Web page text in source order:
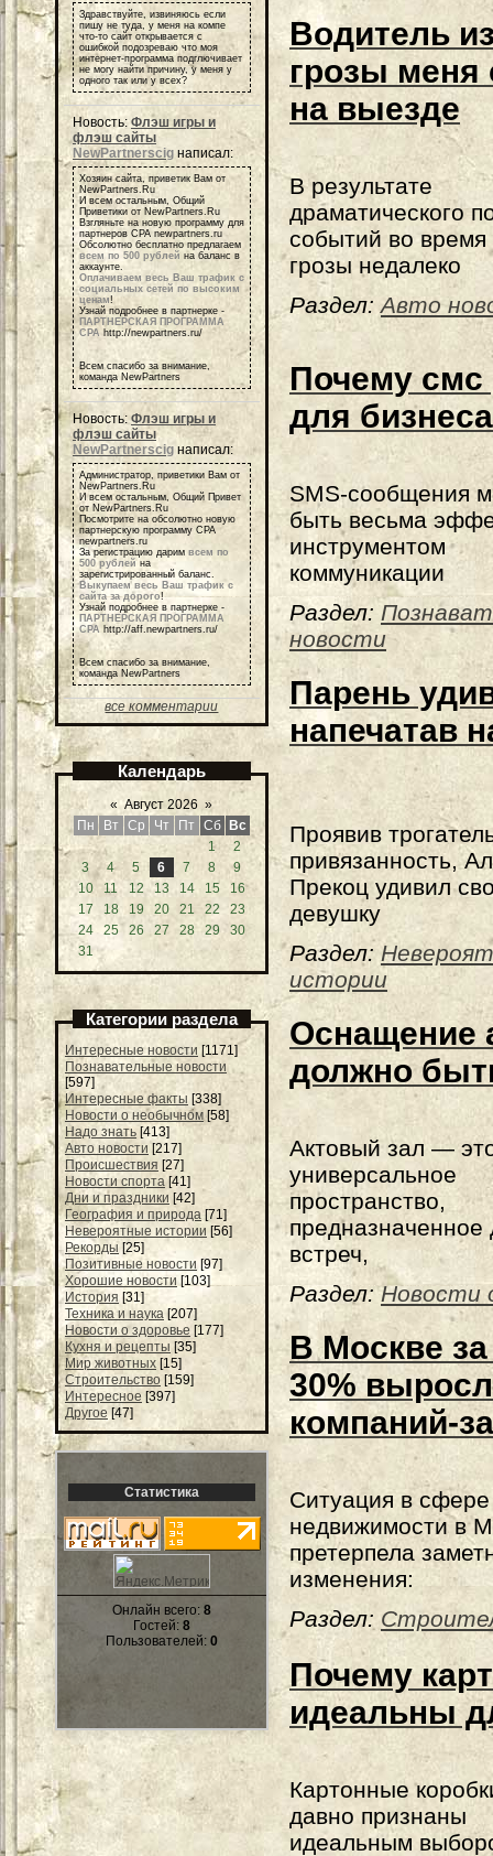
Здравствуйте, извиняюсь если
пишу не туда, у меня на компе
что-то сайт открывается с
ошибкой подозреваю что моя
интернет-программа подглючивает
не могу найти причину, у меня у
одного так или у всех?
Новость: Флэш игры и
флэш сайты
NewPartnerscig написал:
Хозяин сайта, приветик Вам от
NewPartners.Ru
И всем остальным, Общий
Приветики от NewPartners.Ru
Взгляньте на новую программу для
партнеров СРА newpartners.ru
Обсолютно бесплатно предлагаем
всем по 500 рублей на баланс в
аккаунте.
Оплачиваем весь Ваш трафик с
социальных сетей по высоким
ценам!
Узнай подробнее в партнерке -
ПАРТНЕРСКАЯ ПРОГРАММА
СРА http://newpartners.ru/
Всем спасибо за внимание,
команда NewPartners
Новость: Флэш игры и
флэш сайты
NewPartnerscig написал:
Администратор, приветики Вам от
NewPartners.Ru
И всем остальным, Общий Привет
от NewPartners.Ru
Посмотрите на обсолютно новую
партнерскую программу СРА
newpartners.ru
За регистрацию дарим всем по
500 рублей на
зарегистрированный баланс.
Выкупаем весь Ваш трафик с
сайта за дорого!
Узнай подробнее в партнерке -
ПАРТНЕРСКАЯ ПРОГРАММА
СРА http://aff.newpartners.ru/
Всем спасибо за внимание,
команда NewPartners
все комментарии
Календарь
« Август 2026 »
Пн
Вт Ср Чт Пт Сб
Вс
1
2
3
4 5 6 7 8
9
10
11 12 13 14 15
16
17
18 19 20 21 22
23
24
25 26 27 28 29
30
31
Категории раздела
Интересные новости [1171]
Познавательные новости
[597]
Интересные факты [338]
Новости о необычном [58]
Надо знать [413]
Авто новости [217]
Происшествия [27]
Новости спорта [41]
Дни и праздники [42]
География и природа [71]
Невероятные истории [56]
Рекорды [25]
Позитивные новости [97]
Хорошие новости [103]
История [31]
Техника и наука [207]
Новости о здоровье [177]
Кухня и рецепты [35]
Мир животных [15]
Строительство [159]
Интересное [397]
Другое [47]
Статистика
Онлайн всего: 8
Гостей: 8
Пользователей: 0
Водитель
грозы меня
на выезде
В результате
драматического
событий во время
грозы недалеко
Раздел: Авто
Почему смс
для бизнеса
SMS-сообщения
быть весьма
инструментом
коммуникации
Раздел:
новости
Парень
напечатав
Проявив
привязанность,
Прекоц удивил
девушку
Раздел:
истории
Оснащение
должно
Актовый зал —
универсальное
пространство,
предназначенное
встреч,
Раздел: Новости
В Москве
30%
компаний-
Ситуация в сфере
недвижимости в
претерпела
изменения:
Раздел:
Почему
идеальны
Картонные
давно признаны
идеальным